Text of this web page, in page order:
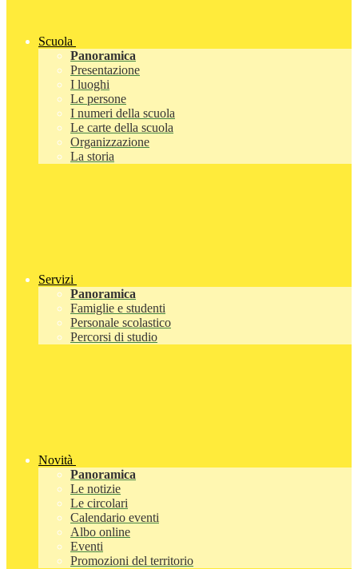
Scuola
Panoramica
Presentazione
I luoghi
Le persone
I numeri della scuola
Le carte della scuola
Organizzazione
La storia
Servizi
Panoramica
Famiglie e studenti
Personale scolastico
Percorsi di studio
Novità
Panoramica
Le notizie
Le circolari
Calendario eventi
Albo online
Eventi
Promozioni del territorio